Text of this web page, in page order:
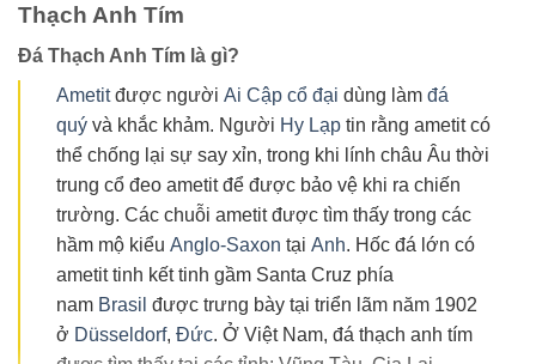
Thạch Anh Tím
Đá Thạch Anh Tím là gì?
Ametitđược người Ai Cập cổ đại dùng làm đá
quý và khắc khảm. Người Hy Lạp tin rằng ametit có
thể chống lại sự say xỉn, trong khi lính châu Âu thời
trung cổ đeo ametit để được bảo vệ khi ra chiến
trường. Các chuỗi ametit được tìm thấy trong các
hầm mộ kiểu Anglo-Saxon tại Anh. Hốc đá lớn có
ametit tinh kết tinh gầm Santa Cruz phía
nam Brasil được trưng bày tại triển lãm năm 1902
ở Düsseldorf, Đức. Ở Việt Nam, đá thạch anh tím